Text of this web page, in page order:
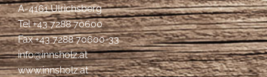
A-4161 Ulrichsberg
Tel+43 7288 70600
Fax +43 7288 70600-33
info@innsholz.at
www.innsholz.at